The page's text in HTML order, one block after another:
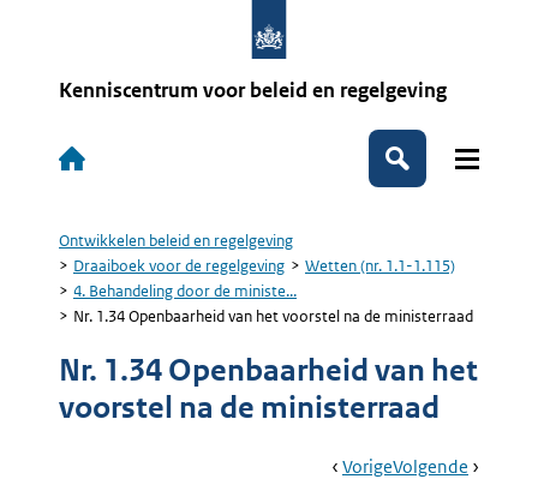
Kenniscentrum voor beleid en regelgeving
Hoofdnavigatie
Zoeken
Kruimelpad
Ontwikkelen beleid en regelgeving
Draaiboek voor de regelgeving
Wetten (nr. 1.1-1.115)
4. Behandeling door de ministe...
Nr. 1.34 Openbaarheid van het voorstel na de ministerraad
Nr. 1.34 Openbaarheid van het
voorstel na de ministerraad
Book
Ga
VorigePagina:
Ga
Volgende Pagina: